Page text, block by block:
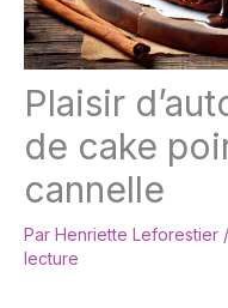
Plaisir
de cake
cannelle
Par Henriette Leforestier /
lecture